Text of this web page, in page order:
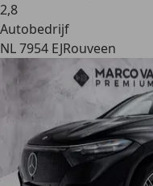
2,8
Autobedrijf
NL 7954 EJRouveen